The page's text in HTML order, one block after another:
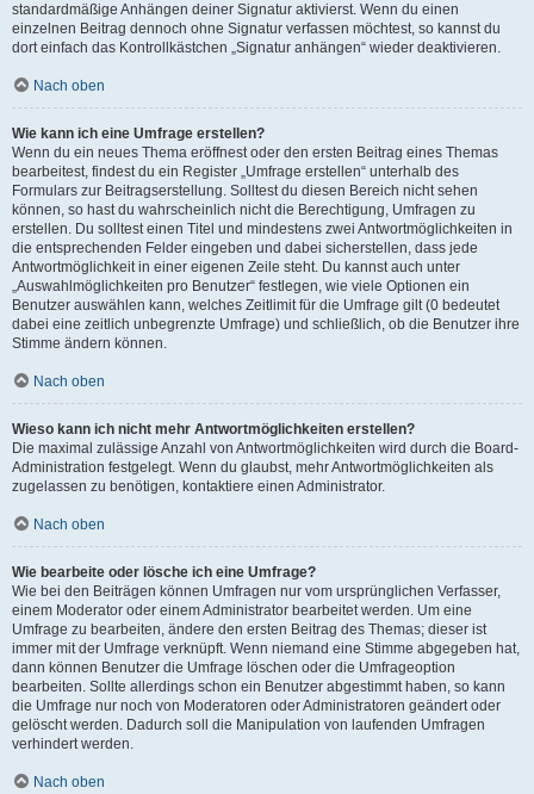
standardmäßige Anhängen deiner Signatur aktivierst. Wenn du einen
einzelnen Beitrag dennoch ohne Signatur verfassen möchtest, so kannst du
dort einfach das Kontrollkästchen „Signatur anhängen“ wieder deaktivieren.
Nach oben
Wie kann ich eine Umfrage erstellen?
Wenn du ein neues Thema eröffnest oder den ersten Beitrag eines Themas
bearbeitest, findest du ein Register „Umfrage erstellen“ unterhalb des
Formulars zur Beitragserstellung. Solltest du diesen Bereich nicht sehen
können, so hast du wahrscheinlich nicht die Berechtigung, Umfragen zu
erstellen. Du solltest einen Titel und mindestens zwei Antwortmöglichkeiten in
die entsprechenden Felder eingeben und dabei sicherstellen, dass jede
Antwortmöglichkeit in einer eigenen Zeile steht. Du kannst auch unter
„Auswahlmöglichkeiten pro Benutzer“ festlegen, wie viele Optionen ein
Benutzer auswählen kann, welches Zeitlimit für die Umfrage gilt (0 bedeutet
dabei eine zeitlich unbegrenzte Umfrage) und schließlich, ob die Benutzer ihre
Stimme ändern können.
Nach oben
Wieso kann ich nicht mehr Antwortmöglichkeiten erstellen?
Die maximal zulässige Anzahl von Antwortmöglichkeiten wird durch die Board-
Administration festgelegt. Wenn du glaubst, mehr Antwortmöglichkeiten als
zugelassen zu benötigen, kontaktiere einen Administrator.
Nach oben
Wie bearbeite oder lösche ich eine Umfrage?
Wie bei den Beiträgen können Umfragen nur vom ursprünglichen Verfasser,
einem Moderator oder einem Administrator bearbeitet werden. Um eine
Umfrage zu bearbeiten, ändere den ersten Beitrag des Themas; dieser ist
immer mit der Umfrage verknüpft. Wenn niemand eine Stimme abgegeben hat,
dann können Benutzer die Umfrage löschen oder die Umfrageoption
bearbeiten. Sollte allerdings schon ein Benutzer abgestimmt haben, so kann
die Umfrage nur noch von Moderatoren oder Administratoren geändert oder
gelöscht werden. Dadurch soll die Manipulation von laufenden Umfragen
verhindert werden.
Nach oben